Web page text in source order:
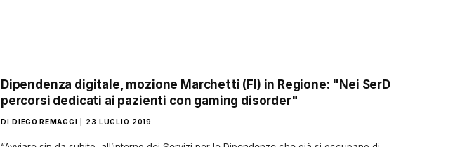
Dipendenza digitale, mozione Marchetti (FI) in Regione: "Nei SerD
percorsi dedicati ai pazienti con gaming disorder"
DI DIEGO REMAGGI 23 LUGLIO 2019